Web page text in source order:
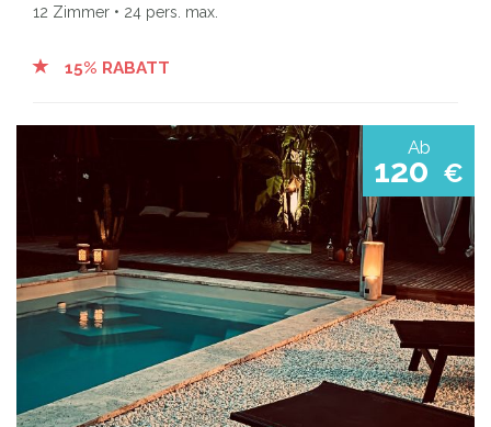
12 Zimmer • 24 pers. max.
15% RABATT
Ab
120 €